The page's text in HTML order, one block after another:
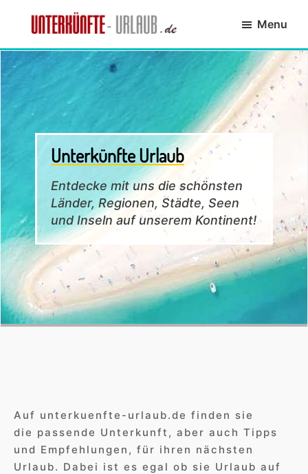
navigation
content
Unterkünfte-
Urlaub.de
finde
die
Unterkunft
Menu
Unterkünfte Urlaub
Entdecke mit uns die schönsten
Länder, Regionen, Städte, Seen
und Inseln auf unserem Kontinent!
Auf unterkuenfte-urlaub.de finden sie
die passende Unterkunft, aber auch Tipps
und Empfehlungen, für ihren nächsten
Urlaub. Dabei ist es egal ob sie Urlaub auf